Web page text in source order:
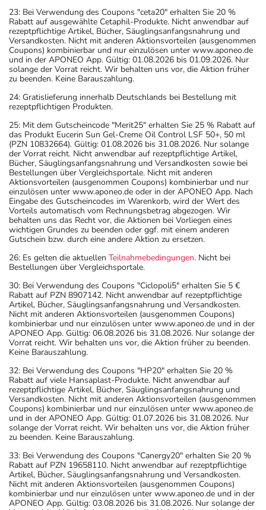
23: Bei Verwendung des Coupons "ceta20" erhalten Sie 20 %
Rabatt auf ausgewählte Cetaphil-Produkte. Nicht anwendbar auf
rezeptpflichtige Artikel, Bücher, Säuglingsanfangsnahrung und
Versandkosten. Nicht mit anderen Aktionsvorteilen (ausgenommen
Coupons) kombinierbar und nur einzulösen unter www.aponeo.de
und in der APONEO App. Gültig: 01.08.2026 bis 01.09.2026. Nur
solange der Vorrat reicht. Wir behalten uns vor, die Aktion früher
zu beenden. Keine Barauszahlung.
24: Gratislieferung innerhalb Deutschlands bei Bestellung mit
rezeptpflichtigen Produkten.
25: Mit dem Gutscheincode "Merit25" erhalten Sie 25 % Rabatt auf
das Produkt Eucerin Sun Gel-Creme Oil Control LSF 50+, 50 ml
(PZN 10832664). Gültig: 01.08.2026 bis 31.08.2026. Nur solange
der Vorrat reicht. Nicht anwendbar auf rezeptpflichtige Artikel,
Bücher, Säuglingsanfangsnahrung und Versandkosten sowie bei
Bestellungen über Vergleichsportale. Nicht mit anderen
Aktionsvorteilen (ausgenommen Coupons) kombinierbar und nur
einzulösen unter www.aponeo.de oder in der APONEO App. Nach
Eingabe des Gutscheincodes im Warenkorb, wird der Wert des
Vorteils automatisch vom Rechnungsbetrag abgezogen. Wir
behalten uns das Recht vor, die Aktionen bei Vorliegen eines
wichtigen Grundes zu beenden oder ggf. mit einem anderen
Gutschein bzw. durch eine andere Aktion zu ersetzen.
26: Es gelten die aktuellen Teilnahmebedingungen. Nicht bei
Bestellungen über Vergleichsportale.
30: Bei Verwendung des Coupons "Ciclopoli5" erhalten Sie 5 €
Rabatt auf PZN 8907142. Nicht anwendbar auf rezeptpflichtige
Artikel, Bücher, Säuglingsanfangsnahrung und Versandkosten.
Nicht mit anderen Aktionsvorteilen (ausgenommen Coupons)
kombinierbar und nur einzulösen unter www.aponeo.de und in der
APONEO App. Gültig: 06.08.2026 bis 31.08.2026. Nur solange der
Vorrat reicht. Wir behalten uns vor, die Aktion früher zu beenden.
Keine Barauszahlung.
32: Bei Verwendung des Coupons "HP20" erhalten Sie 20 %
Rabatt auf viele Hansaplast-Produkte. Nicht anwendbar auf
rezeptpflichtige Artikel, Bücher, Säuglingsanfangsnahrung und
Versandkosten. Nicht mit anderen Aktionsvorteilen (ausgenommen
Coupons) kombinierbar und nur einzulösen unter www.aponeo.de
und in der APONEO App. Gültig: 01.07.2026 bis 31.08.2026. Nur
solange der Vorrat reicht. Wir behalten uns vor, die Aktion früher
zu beenden. Keine Barauszahlung.
33: Bei Verwendung des Coupons "Canergy20" erhalten Sie 20 %
Rabatt auf PZN 19658110. Nicht anwendbar auf rezeptpflichtige
Artikel, Bücher, Säuglingsanfangsnahrung und Versandkosten.
Nicht mit anderen Aktionsvorteilen (ausgenommen Coupons)
kombinierbar und nur einzulösen unter www.aponeo.de und in der
APONEO App. Gültig: 03.08.2026 bis 31.08.2026. Nur solange der